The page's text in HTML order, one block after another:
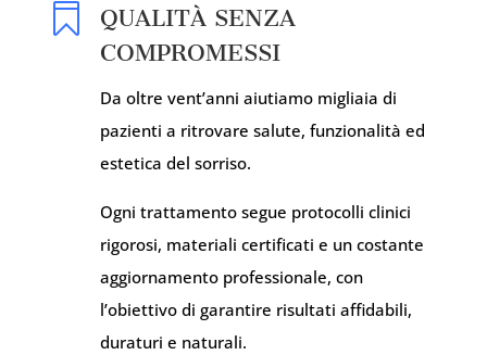

QUALITÀ SENZA
COMPROMESSI
Da oltre vent’anni aiutiamo migliaia di
pazienti a ritrovare salute, funzionalità ed
estetica del sorriso.
Ogni trattamento segue protocolli clinici
rigorosi, materiali certificati e un costante
aggiornamento professionale, con
l’obiettivo di garantire risultati affidabili,
duraturi e naturali.